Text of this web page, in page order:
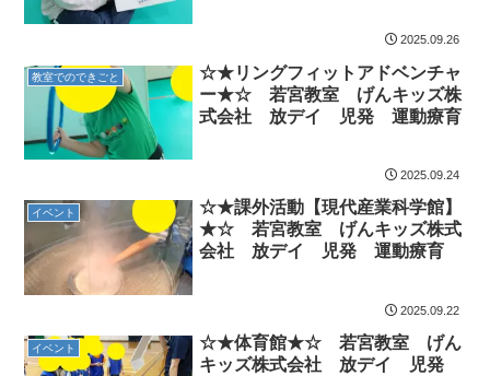
2025.09.26
教室でのできごと
☆★リングフィットアドベンチャ
ー★☆ 若宮教室 げんキッズ株
式会社 放デイ 児発 運動療育
2025.09.24
イベント
☆★課外活動【現代産業科学館】
★☆ 若宮教室 げんキッズ株式
会社 放デイ 児発 運動療育
2025.09.22
イベント
☆★体育館★☆ 若宮教室 げん
キッズ株式会社 放デイ 児発